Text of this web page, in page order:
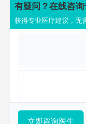
有疑问？在线咨
获得专业医疗建议，无
立即咨询医生